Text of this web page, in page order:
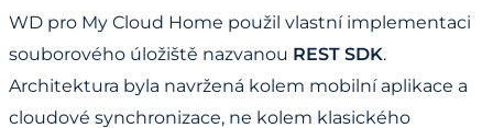
WD pro My Cloud Home použil vlastní implementaci
souborového úložiště nazvanou REST SDK.
Architektura byla navržená kolem mobilní aplikace a
cloudové synchronizace, ne kolem klasického